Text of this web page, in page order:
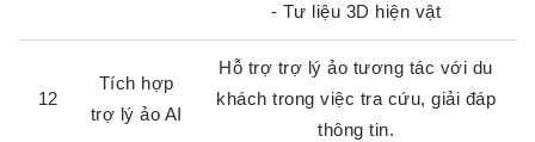
- Tư liệu 3D hiện vật
12
Tích hợp
trợ lý ảo AI
Hỗ trợ trợ lý ảo tương tác với du
khách trong việc tra cứu, giải đáp
thông tin.